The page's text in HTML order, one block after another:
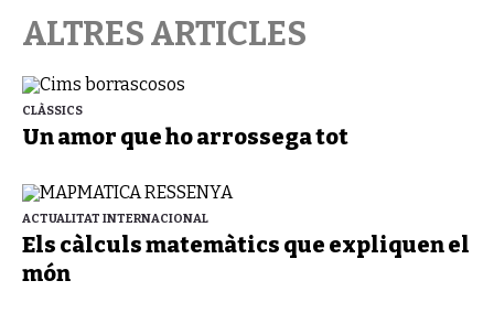
ALTRES ARTICLES
CLÀSSICS
Un amor que ho arrossega tot
ACTUALITAT INTERNACIONAL
Els càlculs matemàtics que expliquen el
món